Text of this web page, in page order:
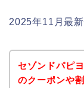
2025年11月最
セゾンドパピ
のクーポンや